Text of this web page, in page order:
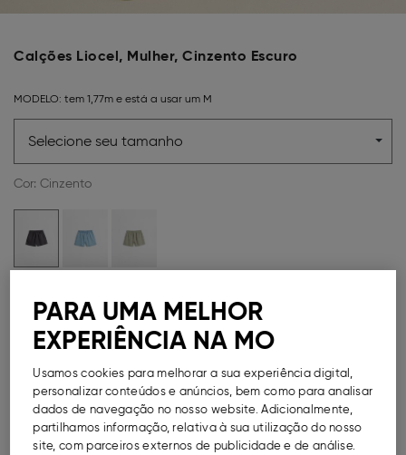
Calções Liocel, Mulher, Cinzento Escuro
MODELO: tem 1,77m e está a usar um M
Selecione seu tamanho
Cor: Cinzento
Métodos de Pagamento Disponíveis
DESCRIÇÃO
PARA UMA MELHOR
EXPERIÊNCIA NA MO
Usamos cookies para melhorar a sua experiência digital,
personalizar conteúdos e anúncios, bem como para analisar
dados de navegação no nosso website. Adicionalmente,
partilhamos informação, relativa à sua utilização do nosso
site, com parceiros externos de publicidade e de análise.